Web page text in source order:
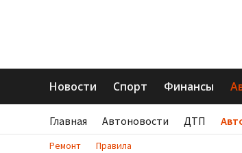
Новости Спорт Финансы
Главная Автоновости ДТП
Ремонт Правила